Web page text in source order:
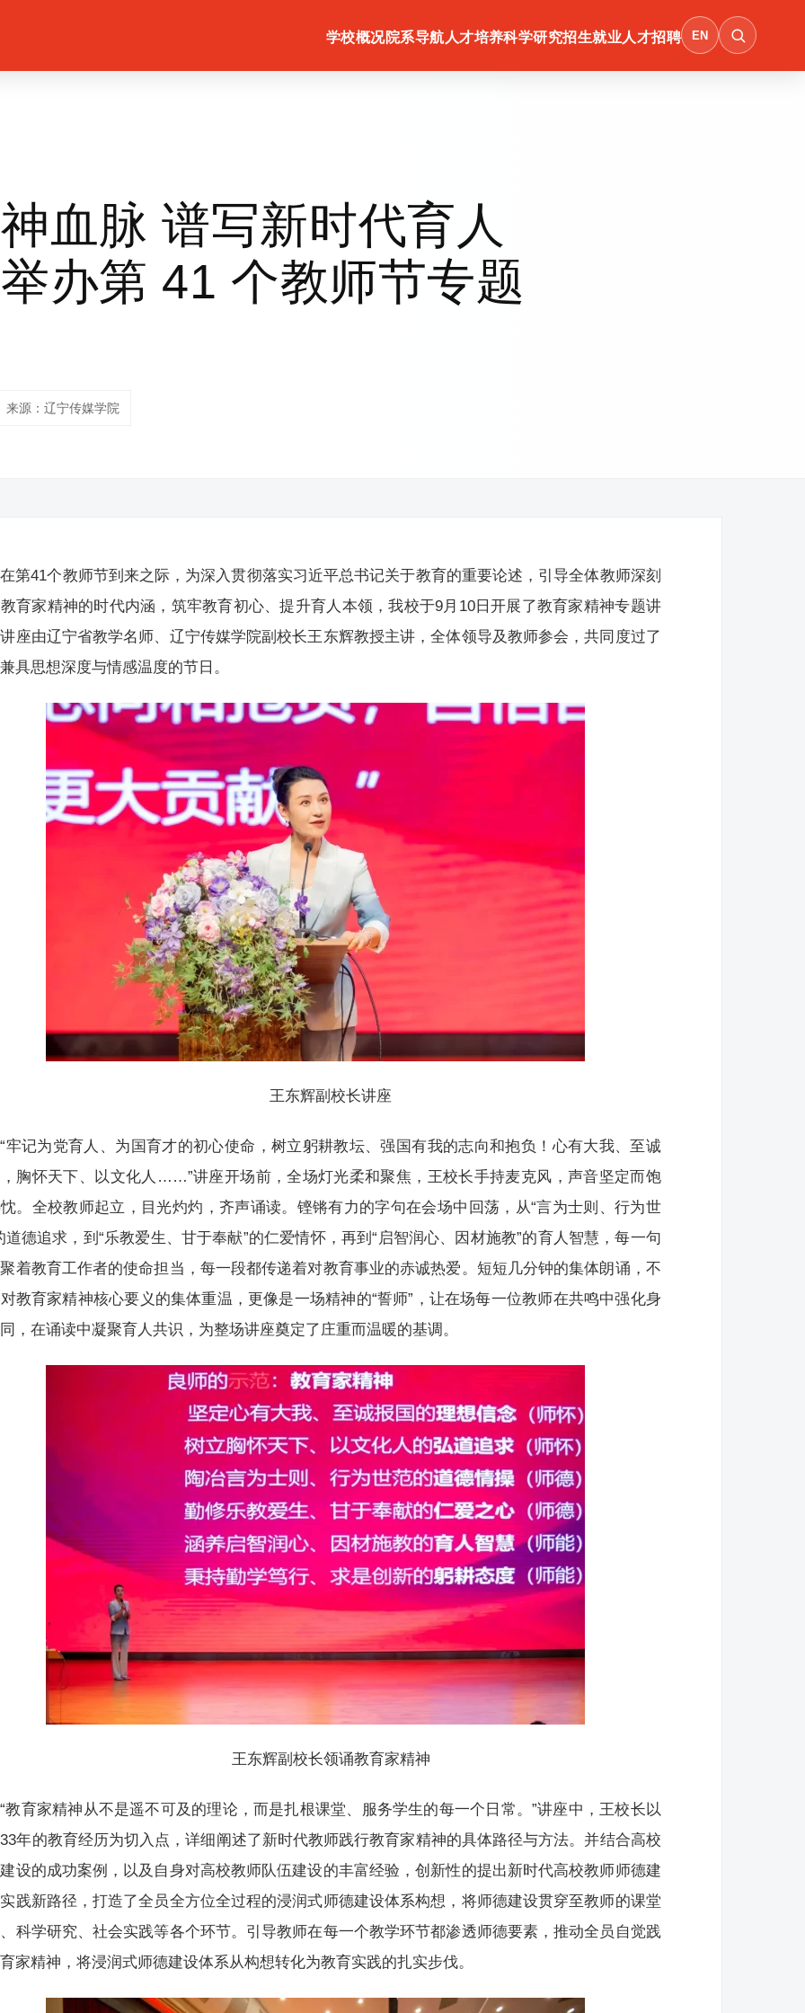
学校概况院系导航 人才培养科学研究招生就业人才招聘 EN
血脉 谱写新时代育人
办第 41 个教师节专题
来源：辽宁传媒学院
在第41个教师节到来之际，为深入贯彻落实习近平总书记关于教育的重要论述，引导全体教师深刻
育家精神的时代内涵，筑牢教育初心、提升育人本领，我校于9月10日开展了教育家精神专题讲
座由辽宁省教学名师、辽宁传媒学院副校长王东辉教授主讲，全体领导及教师参会，共同度过了
具思想深度与情感温度的节日。
王东辉副校长讲座
“牢记为党育人、为国育才的初心使命，树立躬耕教坛、强国有我的志向和抱负！心有大我、至诚
胸怀天下、以文化人……”讲座开场前，全场灯光柔和聚焦，王校长手持麦克风，声音坚定而饱
。全校教师起立，目光灼灼，齐声诵读。铿锵有力的字句在会场中回荡，从“言为士则、行为世
道德追求，到“乐教爱生、甘于奉献”的仁爱情怀，再到“启智润心、因材施教”的育人智慧，每一句
着教育工作者的使命担当，每一段都传递着对教育事业的赤诚热爱。短短几分钟的集体朗诵，不
教育家精神核心要义的集体重温，更像是一场精神的“誓师”，让在场每一位教师在共鸣中强化身
，在诵读中凝聚育人共识，为整场讲座奠定了庄重而温暖的基调。
王东辉副校长领诵教育家精神
“教育家精神从不是遥不可及的理论，而是扎根课堂、服务学生的每一个日常。”讲座中，王校长以
年的教育经历为切入点，详细阐述了新时代教师践行教育家精神的具体路径与方法。并结合高校
设的成功案例，以及自身对高校教师队伍建设的丰富经验，创新性的提出新时代高校教师师德建
践新路径，打造了全员全方位全过程的浸润式师德建设体系构想，将师德建设贯穿至教师的课堂
科学研究、社会实践等各个环节。引导教师在每一个教学环节都渗透师德要素，推动全员自觉践
家精神，将浸润式师德建设体系从构想转化为教育实践的扎实步伐。